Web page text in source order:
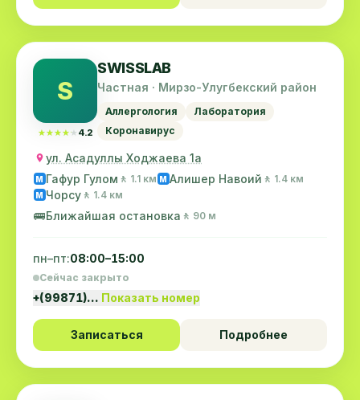
S
★★★★★
★★★★★ 4.2
SWISSLAB
Частная · Мирзо-Улугбекский район
Аллергология
Лаборатория
Коронавирус
ул. Асадуллы Ходжаева 1a
M Гафур Гулом 🚶 1.1 км M Алишер Навоий 🚶 1.4 км
M Чорсу 🚶 1.4 км
🚌Ближайшая остановка 🚶 90 м
пн–пт:08:00–15:00
Сейчас закрыто
+(99871)… Показать номер
Записаться Подробнее